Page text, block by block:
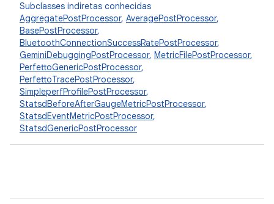
Subclasses indiretas conhecidas
AggregatePostProcessor, AveragePostProcessor,
BasePostProcessor,
BluetoothConnectionSuccessRatePostProcessor,
GeminiDebuggingPostProcessor, MetricFilePostProcessor,
PerfettoGenericPostProcessor,
PerfettoTracePostProcessor,
SimpleperfProfilePostProcessor,
StatsdBeforeAfterGaugeMetricPostProcessor,
StatsdEventMetricPostProcessor,
StatsdGenericPostProcessor